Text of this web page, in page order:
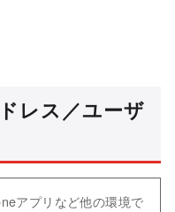
レス／ユーザ
アプリなど他の環境で